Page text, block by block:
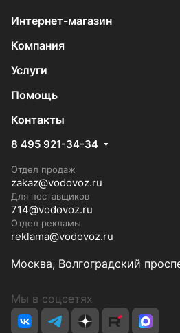
Интернет-магазин
Компания
Услуги
Помощь
Контакты
8 495 921-34-34
Отдел продаж
zakaz@vodovoz.ru
Для поставщиков
714@vodovoz.ru
Отдел рекламы
reklama@vodovoz.ru
Москва, Волгоградский
Мы в соцсетях